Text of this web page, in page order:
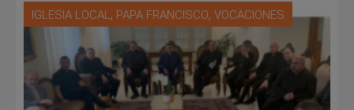
IGLESIA LOCAL, PAPA FRANCISCO, VOCACIONES